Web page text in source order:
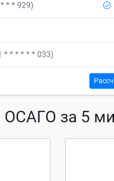
* * 929)
* * * * * * 033)
за 5